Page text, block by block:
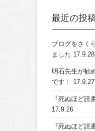
最近の投
ブログをさく
ました 17.9.28
明石先生が勧
です！
17.9.27
『死ぬほど読
17.9.26
『死ぬほど読